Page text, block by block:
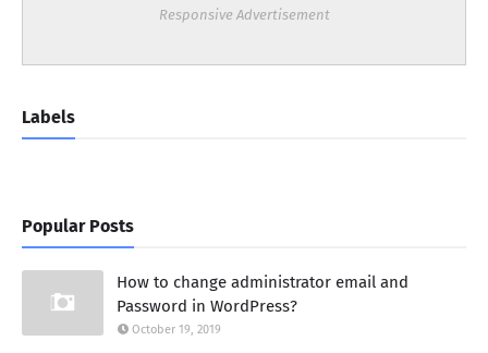
Responsive Advertisement
Labels
Popular Posts
How to change administrator email and
Password in WordPress?
October 19, 2019